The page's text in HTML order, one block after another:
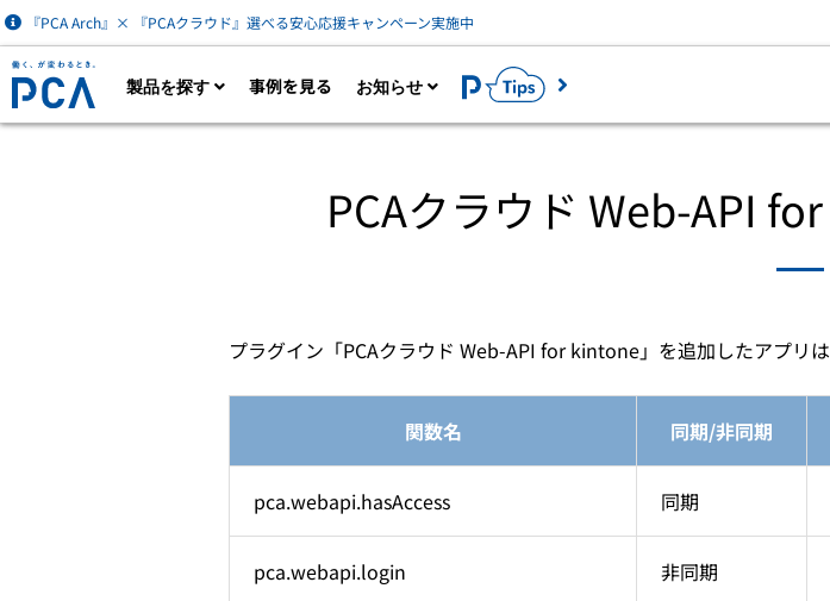
『PCA Arch』× 『PCAクラウド』選べる安心応援キャンペーン実施中
製品を探す
な機能をオプション追加できます。
財務会計
公益法人会計
人事・給与
人事管理
固定資産 hyper /
固定資産
法定調書
法人税
事例を見る お知らせ
最新情報を確認
個人情報の取扱い
PCAクラウド Web-API
プラグイン「PCAクラウド Web-API for kintone」を追加したアプリは
関数名 同期/非同期
pca.webapi.hasAccess 同期
pca.webapi.login 非同期